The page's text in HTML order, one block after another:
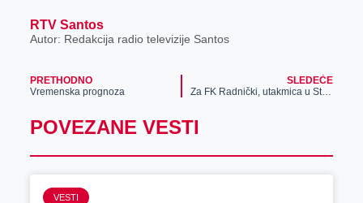
RTV Santos
Autor: Redakcija radio televizije Santos
PRETHODNO
Vremenska prognoza
SLEDEĆE
Za FK Radnički, utakmica u Staroj Pazovi „biti ili ne biti“
POVEZANE VESTI
VESTI